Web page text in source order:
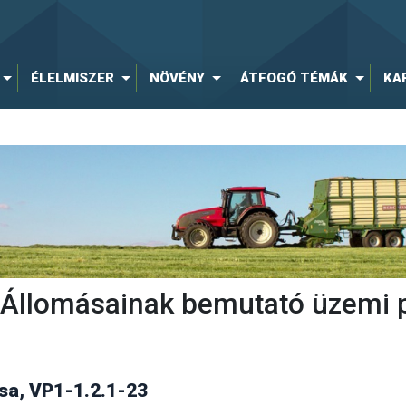
ÉLELMISZER NÖVÉNY ÁTFOGÓ TÉMÁK
bemutató üzemi
VP1-1.2.1-23